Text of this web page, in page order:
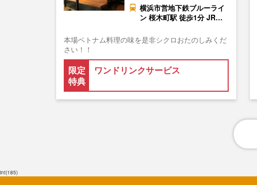
横浜市営地下鉄ブルーライ
ン 桜木町駅 徒歩1分 JR…
本場ベトナム料理の味を是非シクロおたのしみくだ
さい！！
限定
特典
ワンドリンクサービス
int(185)